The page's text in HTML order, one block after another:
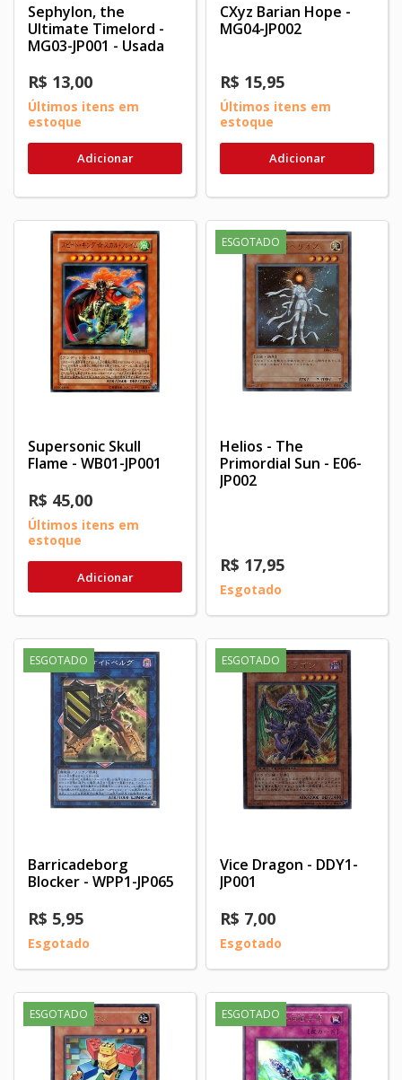
Sephylon, the
Ultimate Timelord -
MG03-JP001 - Usada
R$ 13,00
Últimos itens em
estoque
Adicionar
CXyz Barian Hope -
MG04-JP002
R$ 15,95
Últimos itens em
estoque
Adicionar
Supersonic Skull
Flame - WB01-JP001
R$ 45,00
Últimos itens em
estoque
Adicionar
ESGOTADO
Helios - The
Primordial Sun - E06-
JP002
R$ 17,95
Esgotado
ESGOTADO
Barricadeborg
Blocker - WPP1-JP065
R$ 5,95
Esgotado
ESGOTADO
Vice Dragon - DDY1-
JP001
R$ 7,00
Esgotado
ESGOTADO ESGOTADO